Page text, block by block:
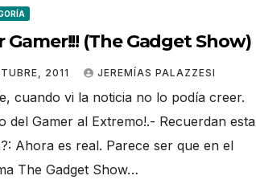
Gamer!!! (The Gadget Show)
2011 JEREMÍAS PALAZZESI
cuando vi la noticia no lo podía creer.
del Gamer al Extremo!.- Recuerdan esta
Ahora es real. Parece ser que en el
The Gadget Show…